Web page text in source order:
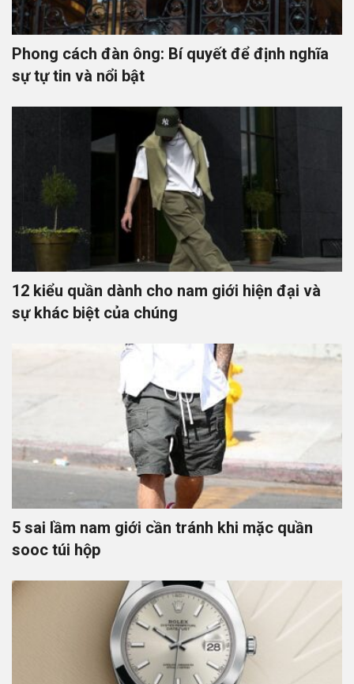
Phong cách đàn ông: Bí quyết để định nghĩa
sự tự tin và nổi bật
12 kiểu quần dành cho nam giới hiện đại và
sự khác biệt của chúng
5 sai lầm nam giới cần tránh khi mặc quần
sooc túi hộp